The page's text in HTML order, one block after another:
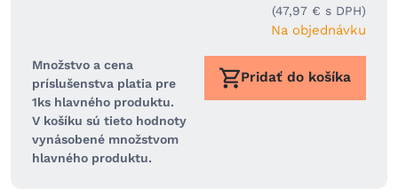
(47,97 € s DPH)
Na objednávku
Množstvo a cena
príslušenstva platia pre
1ks hlavného produktu.
V košíku sú tieto hodnoty
vynásobené množstvom
hlavného produktu.
Pridať do košíka